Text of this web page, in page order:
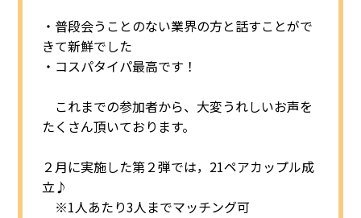
・普段会うことのない業界の方と話すことがで
きて新鮮でした
・コスパタイパ最高です！
これまでの参加者から、大変うれしいお声を
たくさん頂いております。
２月に実施した第２弾では，21ペアカップル成
立♪
※1人あたり3人までマッチング可